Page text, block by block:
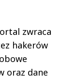
zwraca
hakerów
oraz dane